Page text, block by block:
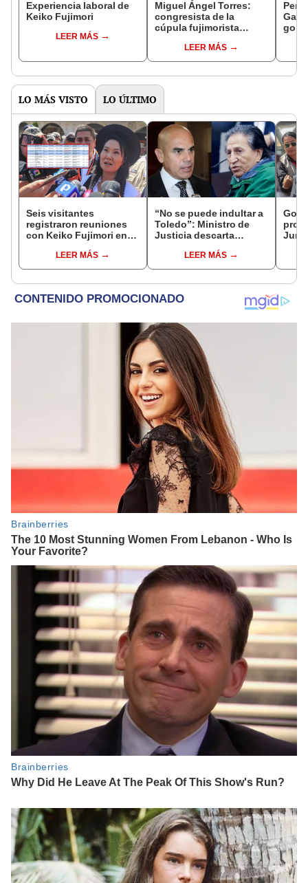
Experiencia laboral de
Keiko Fujimori
LEER MÁS
Miguel Ángel Torres:
congresista de la
cúpula fujimorista
del SenadoLEER MÁS
LO MÁS VISTO LO ÚLTIMO
Seis visitantes
registraron reuniones
con Keiko Fujimori en
presidenta se
encontraba en Junín
LEER MÁS
“No se puede indultar a
Toledo”: Ministro de
Justicia descarta
exmandatario
LEER MÁS